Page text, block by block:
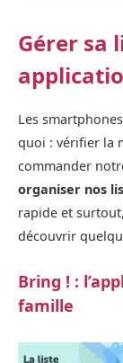
Gérer sa
Les
quoi : vérifier la
commander
organiser nos
rapide et
découvrir
Bring ! :
famille